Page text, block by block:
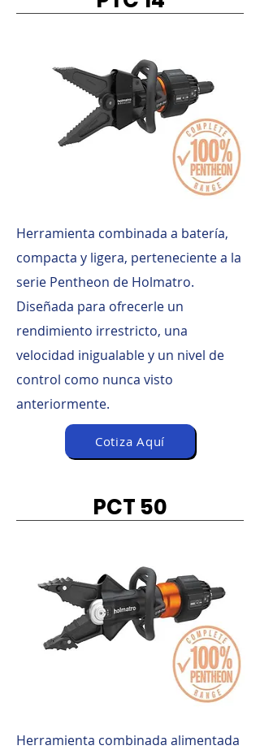
Herramienta combinada a batería,
compacta y ligera, perteneciente a la
serie Pentheon de Holmatro.
Diseñada para ofrecerle un
rendimiento irrestricto, una
velocidad inigualable y un nivel de
control como nunca visto
anteriormente.
Cotiza Aquí
PCT 50
Herramienta combinada alimentada